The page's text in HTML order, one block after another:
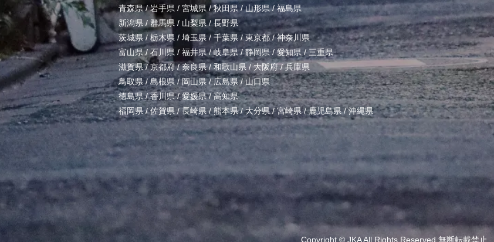
青森県/岩手県 / 宮城県 /秋田県 /山形県/福島県
新潟県 / 群馬県 / 山梨県/長野県
茨城県 / 栃木県 / 埼玉県/ 千葉県 /東京都/神奈川県
富山県/ 石川県 / 福井県/岐阜県/静岡県/ 愛知県 / 三重県
滋賀県/京都府/奈良県/和歌山県 /大阪府/兵庫県
鳥取県/島根県/岡山県/広島県/山口県
徳島県/香川県/愛媛県/高知県
福岡県/佐賀県/長崎県 /熊本県/大分県/宮崎県/鹿児島県/沖縄県
Copyright ©JKAAll Rights Reserved.無断転載禁止